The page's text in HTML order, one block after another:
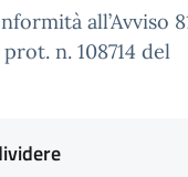
all’Avviso
n. 108714 del